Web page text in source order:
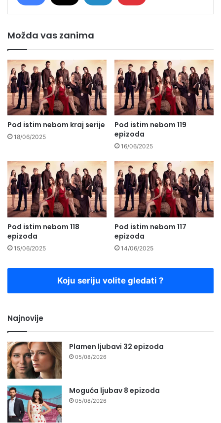
Možda vas zanima
Pod istim nebom kraj serije
18/06/2025
Pod istim nebom 119
epizoda
16/06/2025
Pod istim nebom 118
epizoda
15/06/2025
Pod istim nebom 117
epizoda
14/06/2025
Koju seriju volite gledati ?
Najnovije
Plamen ljubavi 32 epizoda
05/08/2026
Moguća ljubav 8 epizoda
05/08/2026